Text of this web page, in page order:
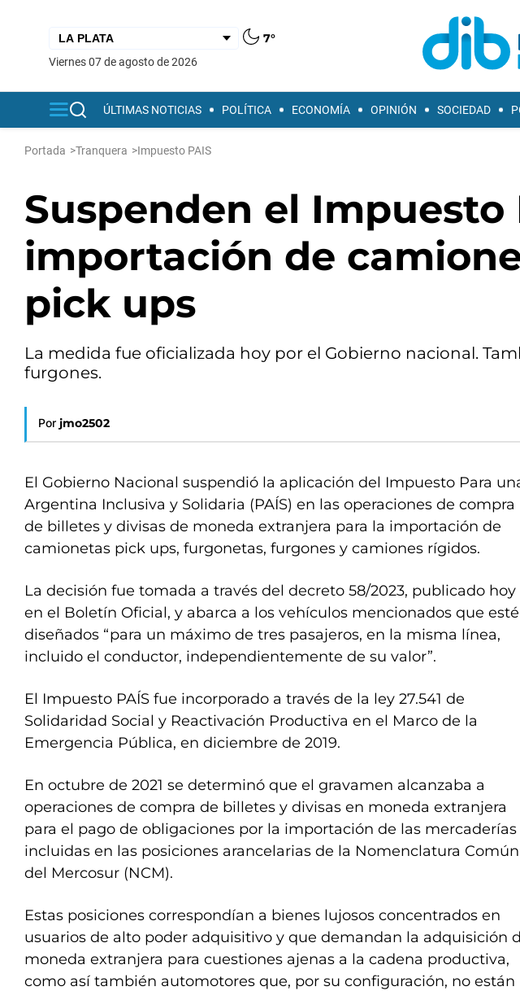
7°
viernes 07 de agosto de 2026
ÚLTIMAS NOTICIAS POLÍTICA ECONOMÍA OPINIÓN SOCIEDAD
Portada >Tranquera >Impuesto PAIS
Suspenden el Impuesto
importación de
pick ups
La medida fue oficializada hoy por el Gobierno nacional.
furgones.
Por jmo2502
El Gobierno Nacional suspendió la aplicación del Impuesto Para
Argentina Inclusiva y Solidaria (PAÍS) en las operaciones de compra
de billetes y divisas de moneda extranjera para la importación de
camionetas pick ups, furgonetas, furgones y camiones rígidos.
La decisión fue tomada a través del decreto 58/2023, publicado hoy
en el Boletín Oficial, y abarca a los vehículos mencionados que
diseñados “para un máximo de tres pasajeros, en la misma línea,
incluido el conductor, independientemente de su valor”.
El Impuesto PAÍS fue incorporado a través de la ley 27.541 de
Solidaridad Social y Reactivación Productiva en el Marco de la
Emergencia Pública, en diciembre de 2019.
En octubre de 2021 se determinó que el gravamen alcanzaba a
operaciones de compra de billetes y divisas en moneda extranjera
para el pago de obligaciones por la importación de las mercaderías
incluidas en las posiciones arancelarias de la Nomenclatura Común
del Mercosur (NCM).
Estas posiciones correspondían a bienes lujosos concentrados en
usuarios de alto poder adquisitivo y que demandan la adquisición
moneda extranjera para cuestiones ajenas a la cadena productiva,
como así también automotores que, por su configuración, no están